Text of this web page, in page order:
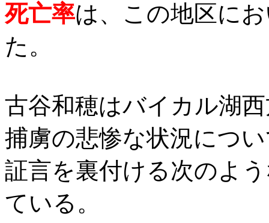
死亡率は、この地区に
た。
古谷和穂はバイカル湖
捕虜の悲惨な状況につ
証言を裏付ける次のよ
ている。